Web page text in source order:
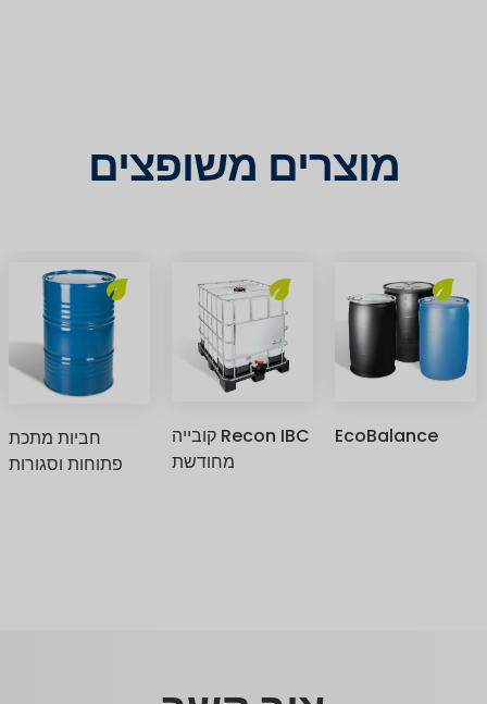
מוצרים משופצים
EcoBalance
Recon IBC קובייה
מחודשת
חביות מתכת
פתוחות וסגורות